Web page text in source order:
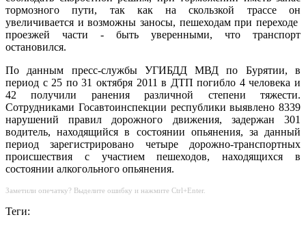
тормозного пути, так как на скользкой трассе он
увеличивается и возможны заносы, пешеходам при переходе
проезжей части - быть уверенными, что транспорт
остановился.
По данным пресс-службы УГИБДД МВД по Бурятии, в
период с 25 по 31 октября 2011 в ДТП погибло 4 человека и
42 получили ранения различной степени тяжести.
Сотрудниками Госавтоинспекции республики выявлено 8339
нарушений правил дорожного движения, задержан 301
водитель, находящийся в состоянии опьянения, за данный
период зарегистрировано четыре дорожно-транспортных
происшествия с участием пешеходов, находящихся в
состоянии алкогольного опьянения.
Заметили опечатку? Выделите ошибку и нажмите Ctrl+Enter.
Теги: